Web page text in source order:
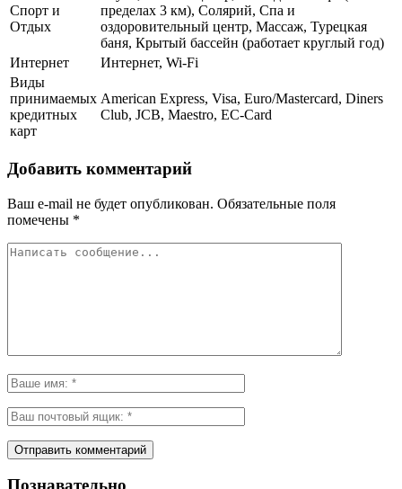
Спорт и
Отдых
пределах 3 км), Солярий, Спа и
оздоровительный центр, Массаж, Турецкая
баня, Крытый бассейн (работает круглый год)
Интернет
Интернет, Wi-Fi
Виды
принимаемых
кредитных
карт
American Express, Visa, Euro/Mastercard, Diners
Club, JCB, Maestro, EC-Card
Добавить комментарий
Ваш e-mail не будет опубликован. Обязательные поля
помечены *